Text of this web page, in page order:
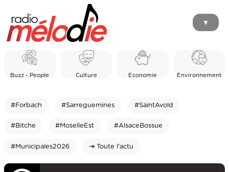
▼
Buzz - People Culture Economie Environnement
#Forbach #Sarreguemines #SaintAvold
#Bitche #MoselleEst #AlsaceBossue
#Municipales2026 ⇥ Toute l'actu